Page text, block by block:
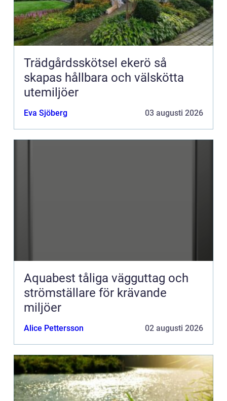
Trädgårdsskötsel ekerö så
skapas hållbara och välskötta
utemiljöer
Eva Sjöberg 03 augusti 2026
Aquabest tåliga vägguttag och
strömställare för krävande
miljöer
Alice Pettersson 02 augusti 2026